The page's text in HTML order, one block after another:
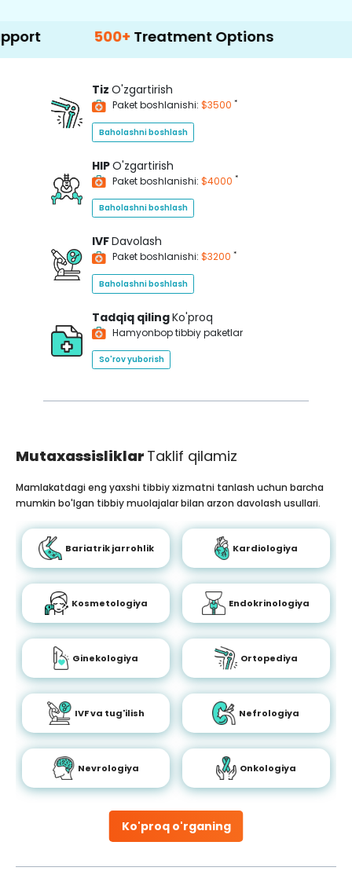
500+ Treatment Options
Tiz O'zgartirish
Paket boshlanishi: $3500 *
Baholashni boshlash
HIPO'zgartirish
Paket boshlanishi: $4000 *
Baholashni boshlash
IVFDavolash
Paket boshlanishi: $3200 *
Baholashni boshlash
Tadqiq qilingKo'proq
Hamyonbop tibbiy paketlar
So'rov yuborish
Mutaxassisliklar Taklif qilamiz
Ko'proq o'rganing
Mamlakatdagi eng yaxshi tibbiy xizmatni tanlash uchun barcha
mumkin bo'lgan tibbiy muolajalar bilan arzon davolash usullari.
Bariatrik jarrohlik Kardiologiya
Kosmetologiya Endokrinologiya
Ginekologiya Ortopediya
IVF va tug'ilish Nefrologiya
Nevrologiya Onkologiya